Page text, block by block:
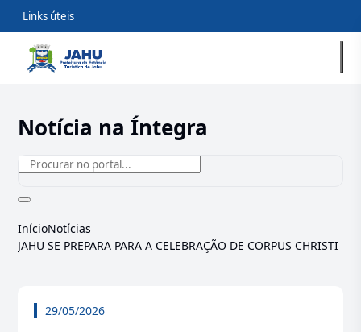
Links úteis
Notícia na Íntegra
InícioNotícias
JAHU SE PREPARA PARA A CELEBRAÇÃO DE CORPUS CHRISTI
29/05/2026